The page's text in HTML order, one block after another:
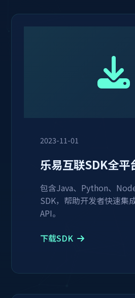
2023-11-01
乐易互联SDK全平
包含Java、Python、
SDK，帮助开发者快速集
API。
下载SDK